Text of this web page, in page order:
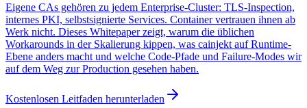
Eigene CAs gehören zu jedem Enterprise-Cluster: TLS-Inspection,
internes PKI, selbstsignierte Services. Container vertrauen ihnen ab
Werk nicht. Dieses Whitepaper zeigt, warum die üblichen
Workarounds in der Skalierung kippen, was cainjekt auf Runtime-
Ebene anders macht und welche Code-Pfade und Failure-Modes wir
auf dem Weg zur Production gesehen haben.
Kostenlosen Leitfaden herunterladen